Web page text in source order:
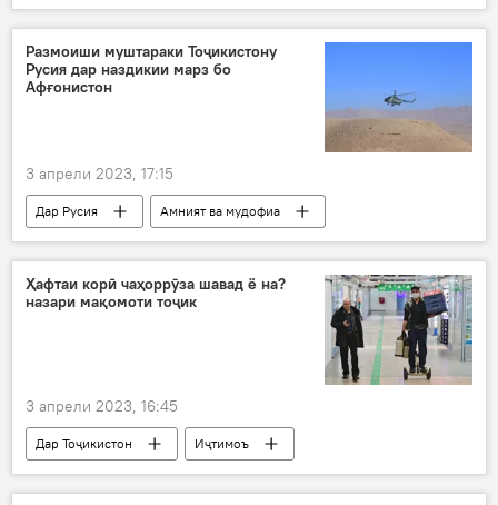
воридот содирот
иваз
иттиҳод
табодули мол
Размоиши муштараки Тоҷикистону
Русия дар наздикии марз бо
Афғонистон
3 апрели 2023, 17:15
Дар Русия
Амният ва мудофиа
тамрин
размоиш пойгоҳи 201
Ҳафтаи корӣ чаҳоррӯза шавад ё на?
назари мақомоти тоҷик
3 апрели 2023, 16:45
Дар Тоҷикистон
Иҷтимоъ
"Профсоюз" Иттифоқи касаба
кор